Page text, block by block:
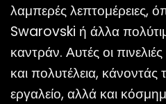
λαμπερές λεπτομέρειες,
Swarovski ή άλλα
καντράν. Αυτές οι
και πολυτέλεια,
εργαλείο, αλλά και